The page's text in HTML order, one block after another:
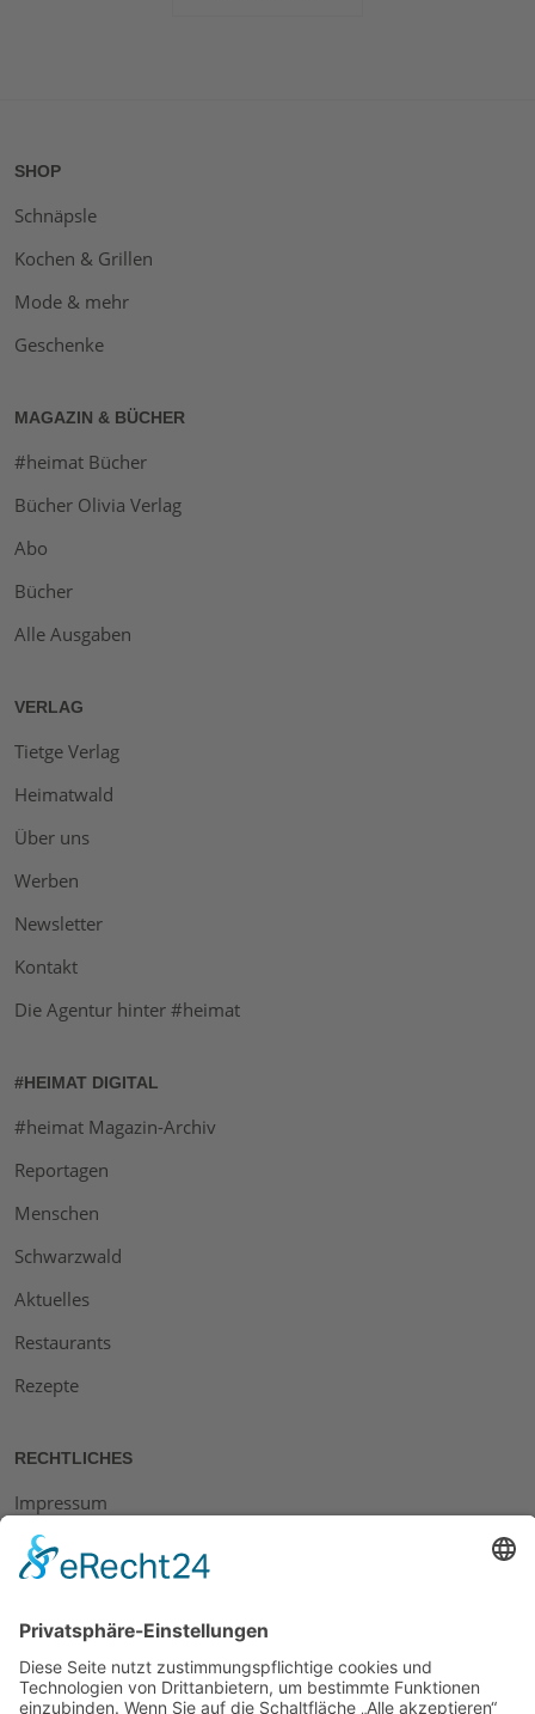
SHOP
Schnäpsle
Kochen & Grillen
Mode & mehr
Geschenke
MAGAZIN & BÜCHER
#heimat Bücher
Bücher Olivia Verlag
Abo
Bücher
Alle Ausgaben
VERLAG
Tietge Verlag
Heimatwald
Über uns
Werben
Newsletter
Kontakt
Die Agentur hinter #heimat
#HEIMAT DIGITAL
#heimat Magazin-Archiv
Reportagen
Menschen
Schwarzwald
Aktuelles
Restaurants
Rezepte
RECHTLICHES
Impressum
Datenschutz
Widerrufsbelehrung
Bankdaten